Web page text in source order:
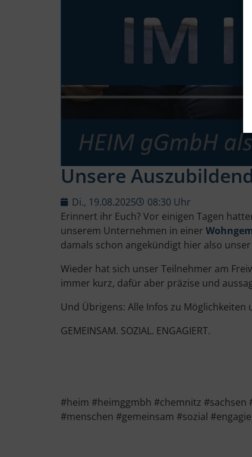
Unsere
Di., 19.08.2025
08:30 Uhr
Erinnert ihr Euch? Vor einigen Tagen
unserem Unternehmen in einer
damals schon angekündigt hier also
Wieder hat sich unser Teilnehmer am
immer kurz, dafür aber präzise und
Und Übrigens: Alle Infos zu
GEMEINSAM. SOZIAL. ENGAGIERT.
#heim #heimggmbh #chemnitz
#menschen #gemeinsam #sozial